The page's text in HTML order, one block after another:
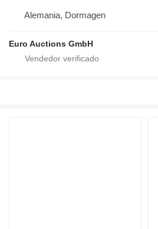
Alemania, Dormagen
Euro Auctions GmbH